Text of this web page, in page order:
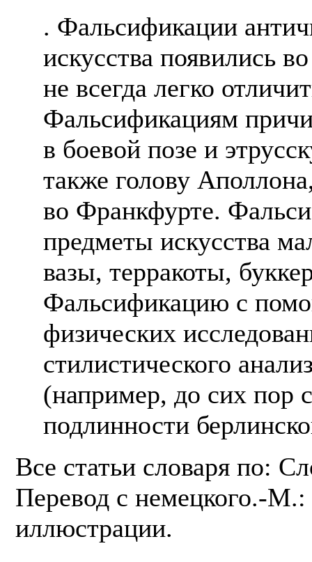
. Фальсификации
искусства появились
не всегда легко
Фальсификациям
в боевой позе и
также голову
во Франкфурте.
предметы искусства
вазы, терракоты,
Фальсификацию с
физических
стилистического
(например, до сих пор
подлинности
Все статьи словаря по:
Перевод с немецкого.-
иллюстрации.